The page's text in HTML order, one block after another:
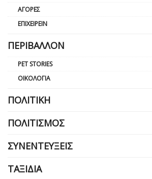
ΑΓΟΡΈΣ
ΕΠΙΧΕΙΡΕΊΝ
ΠΕΡΙΒΆΛΛΟΝ
PET STORIES
ΟΙΚΟΛΟΓΊΑ
ΠΟΛΙΤΙΚΉ
ΠΟΛΙΤΙΣΜΌΣ
ΣΥΝΕΝΤΕΎΞΕΙΣ
ΤΑΞΊΔΙΑ